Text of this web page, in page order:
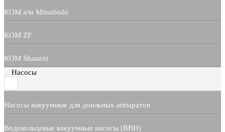
КОМ а/м Mitsubishi
КОМ ZF
КОМ Shaanxi
Насосы
Насосы вакуумные для доильных аппаратов
Водокольцевые вакуумные насосы (ВВН)